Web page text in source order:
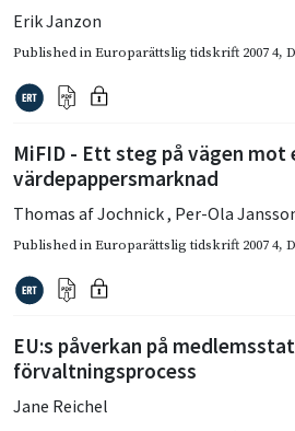
Erik Janzon
Published inEuroparättslig tidskrift 2007 4,
MiFID - Ett steg på vägen mot
värdepappersmarknad
Thomas af Jochnick, Per-Ola
Published inEuroparättslig tidskrift 2007 4,
EU:s påverkan på
förvaltningsprocess
Jane Reichel